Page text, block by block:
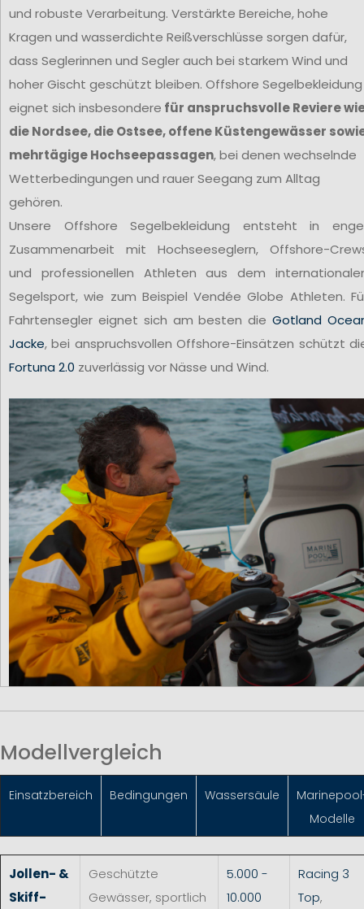
und robuste Verarbeitung. Verstärkte Bereiche, hohe
Kragen und wasserdichte Reißverschlüsse sorgen dafür,
dass Seglerinnen und Segler auch bei starkem Wind und
hoher Gischt geschützt bleiben. Offshore Segelbekleidung
eignet sich insbesondere für anspruchsvolle Reviere
die Nordsee, die Ostsee, offene Küstengewässer
mehrtägige Hochseepassagen, bei denen wechselnde
Wetterbedingungen und rauer Seegang zum Alltag
gehören.
Unsere Offshore Segelbekleidung entsteht in
Zusammenarbeit mit Hochseeseglern, Offshore-
und professionellen Athleten aus dem
Segelsport, wie zum Beispiel Vendée Globe Athleten.
Fahrtensegler eignet sich am besten dieGotland
Jacke, bei anspruchsvollen Offshore-Einsätzen schützt
Fortuna 2.0 zuverlässig vor Nässe und Wind.
Modellvergleich
Einsatzbereich Bedingungen Wassersäule
Modelle
Jollen- &
Skiff-
Geschützte
Gewässer, sportlich
5.000 -
10.000
Racing 3
Top,